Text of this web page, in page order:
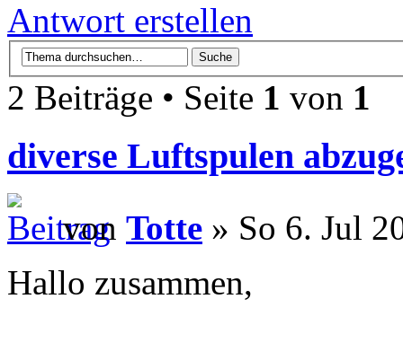
Antwort erstellen
2 Beiträge • Seite 1 von 1
diverse Luftspulen
von Totte » So 6. Jul
Hallo zusammen,